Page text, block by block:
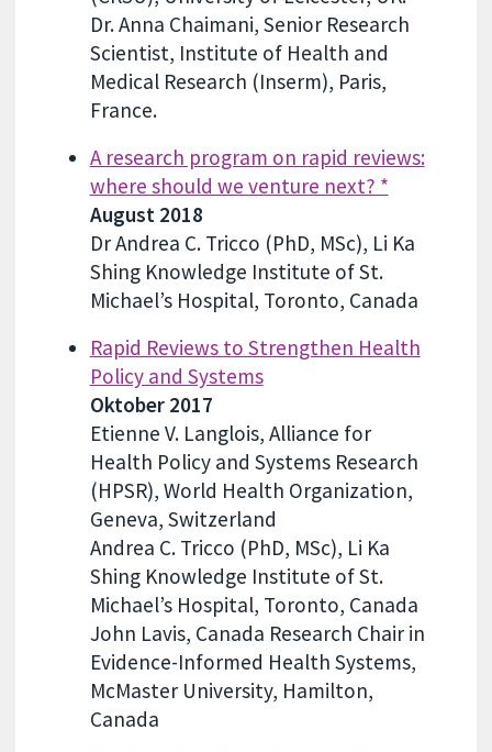
Dr. Anna Chaimani, Senior Research
Scientist, Institute of Health and
Medical Research (Inserm), Paris,
France.
A research program on rapid reviews:
where should we venture next? *
August 2018
Dr Andrea C. Tricco (PhD, MSc), Li Ka
Shing Knowledge Institute of St.
Michael’s Hospital, Toronto, Canada
Rapid Reviews to Strengthen Health
Policy and Systems
Oktober 2017
Etienne V. Langlois, Alliance for
Health Policy and Systems Research
(HPSR), World Health Organization,
Geneva, Switzerland
Andrea C. Tricco (PhD, MSc), Li Ka
Shing Knowledge Institute of St.
Michael’s Hospital, Toronto, Canada
John Lavis, Canada Research Chair in
Evidence-Informed Health Systems,
McMaster University, Hamilton,
Canada